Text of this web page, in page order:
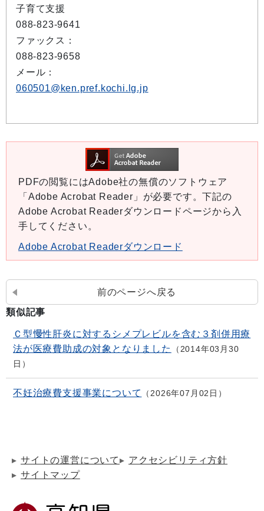
子育て支援
088-823-9641
ファックス：
088-823-9658
メール：
060501@ken.pref.kochi.lg.jp
PDFの閲覧にはAdobe社の無償のソフトウェア
「Adobe Acrobat Reader」が必要です。下記の
Adobe Acrobat Readerダウンロードページから入
手してください。
Adobe Acrobat Readerダウンロード
前のページへ戻る
類似記事
Ｃ型慢性肝炎に対するシメプレビルを含む３剤併用療
法が医療費助成の対象となりました
2014年03月30
日
不妊治療費支援事業について 2026年07月02日
サイトの運営について
アクセシビリティ方針
サイトマップ